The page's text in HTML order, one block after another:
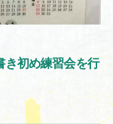
き初め練習会を行